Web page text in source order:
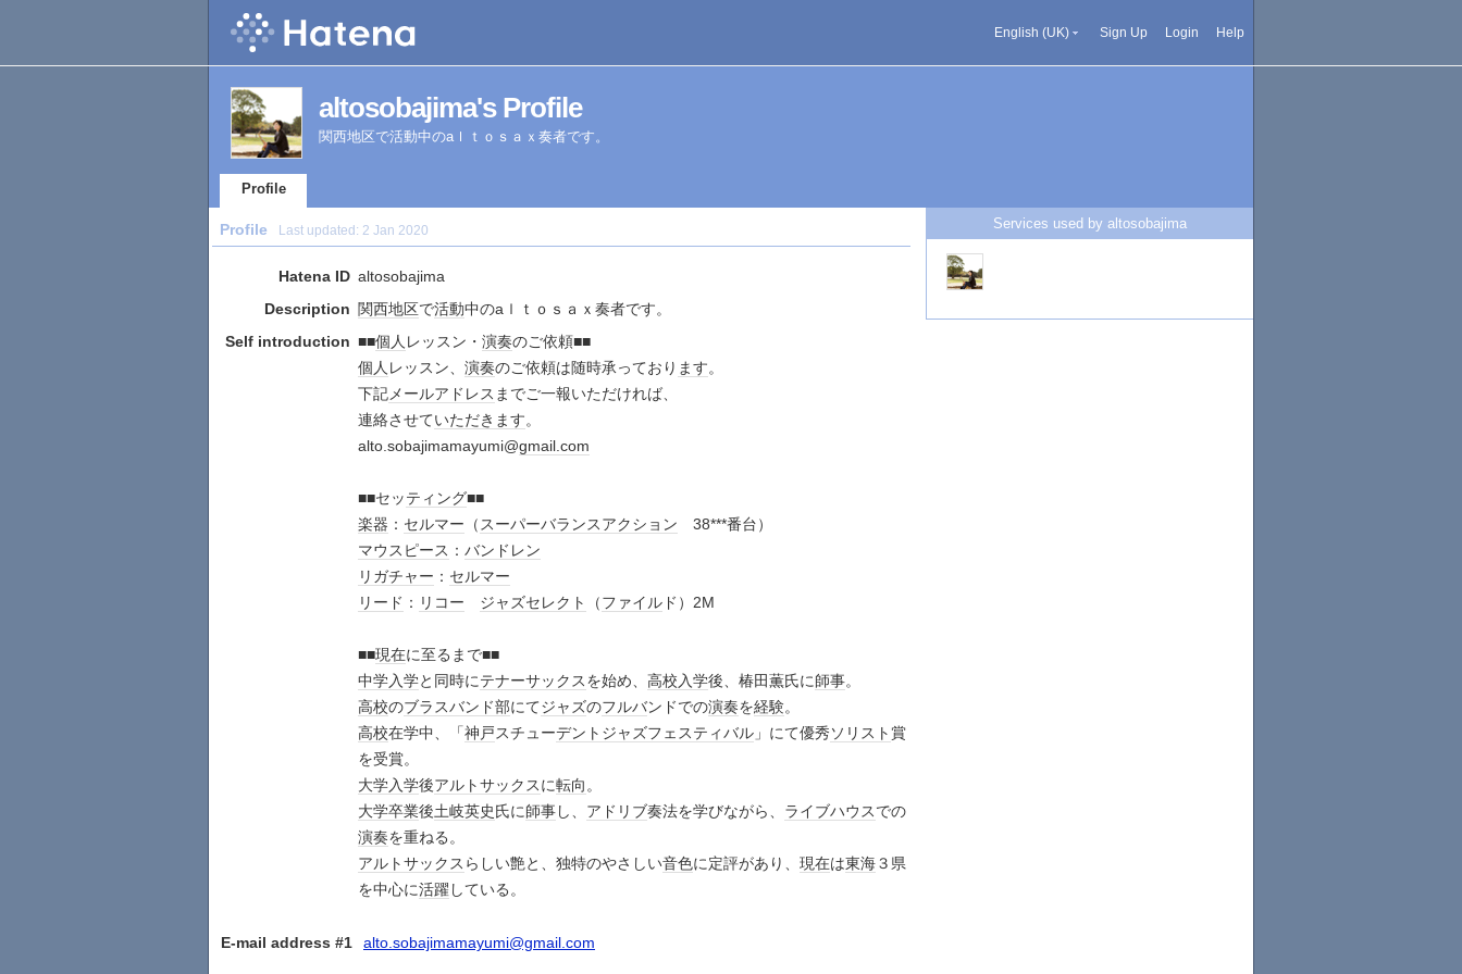
English (UK) Sign Up Login Help
altosobajima's Profile
関西地区で活動中のaｌｔｏｓａｘ奏者です。
Profile
Profile Last updated: 2 Jan 2020
Hatena ID altosobajima
Description 関西地区で活動中のaｌｔｏｓａｘ奏者です。
Self introduction ■■個人 レッスン・ 演奏のご依頼■■
個人 レッスン、 演奏のご依頼は随時承っており ます。
下記メールアドレス までご一報いただければ、
連絡させていただきます。
alto.sobajimamayumi@gmail.com
■■セッティング■■
楽器 ： セルマー （スーパーバランスアクション 38***番台）
マウスピース ： バンドレン
リガチャー ： セルマー
リード ： リコー ジャズセレクト （ファイル ド）2M
■■現在に至るまで■■
中学入学と同時にテナーサックスを始め、 高校入学後、椿田薫氏に師事。
高校のブラスバンド部にてジャズのフルバンドでの演奏を経験。
高校在学中、「神戸スチューデント ジャズフェスティバル 」にて優秀ソリスト賞
を受賞。
大学入学後アルトサックスに転向。
大学卒業後土岐英史氏に師事し、 アドリブ奏法を学びながら、 ライブハウスでの
演奏を重ねる。
アルトサックス らしい艶と、独特のやさしい音色に定評があり、 現在は東海３県
を中心に活躍 している。
E-mail address #1 alto.sobajimamayumi@gmail.com
Services used by altosobajima